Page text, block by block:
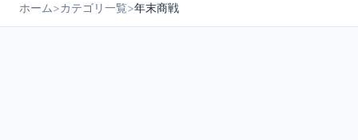
ホーム>カテゴリ一覧>年末商戦